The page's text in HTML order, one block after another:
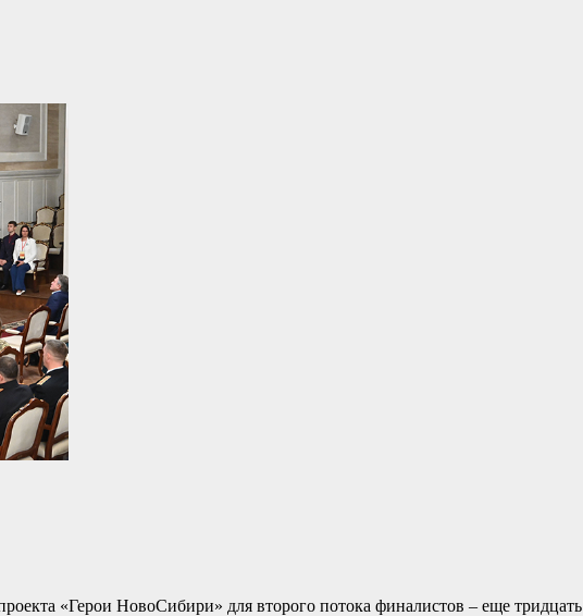
«Герои НовоСибири» для второго потока финалистов – еще тридцать